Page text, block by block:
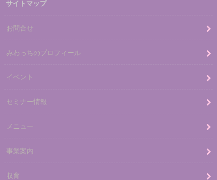
サイトマップ
お問合せ
みわっちのプロフィール
イベント
セミナー情報
メニュー
事業案内
収育